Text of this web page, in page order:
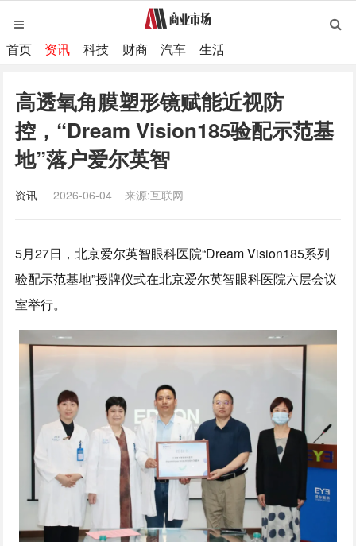
首页 资讯 科技 财商 汽车 生活
高透氧角膜塑形镜赋能近视防
控，“Dream Vision185验配示范基
地”落户爱尔英智
资讯 2026-06-04 来源:互联网
5月27日，北京爱尔英智眼科医院“Dream Vision185系列
验配示范基地”授牌仪式在北京爱尔英智眼科医院六层会议
室举行。